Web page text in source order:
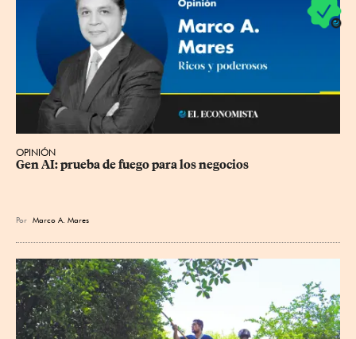
OPINIÓN
Gen AI: prueba de fuego para los negocios
Por Marco A. Mares